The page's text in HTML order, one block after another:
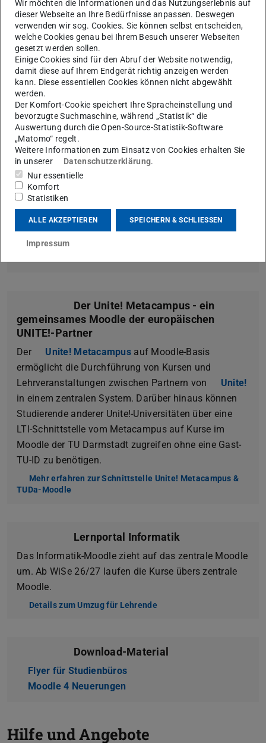
eingesetzt.weiterlesen
Moodle ist mit der Videoplattform
Panopto verknüpft.
Dies ermöglicht eine einfache Einbindung von Videos
in einem Moodle-Kurs.
Mehr erfahren
Tipps zur Gestaltung barrierefreier
Moodle-Kurse
Eine möglichst barrierefreie Nutzung von Moodle wird
dann möglich, wenn nicht nur das Moodle-System
selbst barrierefrei gestaltet ist, sondern auch die
Moodle-Kurse und die darin befindlichen Materialien.
Der Unite! Metacampus - ein
gemeinsames Moodle der europäischen
UNITE!-Partner
Der Unite! Metacampus (wird in neuem Tab geöffnet)
auf Moodle-Basis
ermöglicht die Durchführung von Kursen und
Lehrveranstaltungen zwischen Partnern von
Unite!
in einem zentralen System. Darüber hinaus können
Studierende anderer Unite!-Universitäten über eine
LTI-Schnittstelle vom Metacampus auf Kurse im
Moodle der TU Darmstadt zugreifen ohne eine Gast-
TU-ID zu benötigen.
Mehr erfahren zur Schnittstelle Unite! Metacampus &
TUDa-Moodle
Lernportal Informatik
Das Informatik-Moodle zieht auf das zentrale Moodle
um. Ab WiSe 26/27 laufen die Kurse übers zentrale
Moodle.
Details zum Umzug für Lehrende(wird in neuem Tab
Download-Material
Flyer für Studienbüros
Moodle 4 Neuerungen
Hilfe und Angebote
Wir möchten die Informationen und das Nutzungserlebnis auf
dieser Webseite an Ihre Bedürfnisse anpassen. Deswegen
verwenden wir sog. Cookies. Sie können selbst entscheiden,
welche Cookies genau bei Ihrem Besuch unserer Webseiten
gesetzt werden sollen.
Einige Cookies sind für den Abruf der Website notwendig,
damit diese auf Ihrem Endgerät richtig anzeigen werden
kann. Diese essentiellen Cookies können nicht abgewählt
werden.
Der Komfort-Cookie speichert Ihre Spracheinstellung und
bevorzugte Suchmaschine, während „Statistik“ die
Auswertung durch die Open-Source-Statistik-Software
„Matomo“ regelt.
Weitere Informationen zum Einsatz von Cookies erhalten Sie
in unserer
Datenschutzerklärung.
Nur essentielle
Komfort
Statistiken
ALLE AKZEPTIEREN SPEICHERN & SCHLIESSEN
Impressum